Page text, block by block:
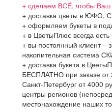
+ сделаем ВСЁ, чтобы Ваш
+ доставка цветы в ЮФО,
+ оформляем букеты в
+ в ЦветыПлюс всегда
+ вы постоянный клиент –
накопительная система
+ доставка букета в
БЕСПЛАТНО при заказе от
Санкт-Петербург от 4000
центры регионов
местонахождение наших